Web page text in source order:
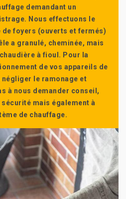
demandant un
Nous effectuons le
foyers (ouverts et fermés)
a granulé, cheminée, mais
à fioul. Pour la
de vos appareils de
le ramonage et
à nous demander conseil,
mais également à
de chauffage.